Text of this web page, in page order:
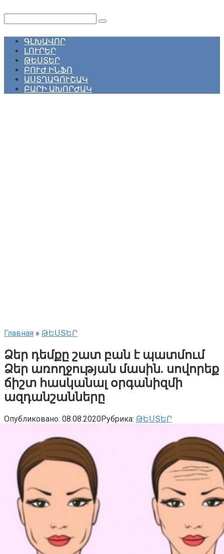
контенту
ԳԼԽԱՎՈՐ
ԼՈՒՐԵՐ
ԹԵՍՏԵՐ
ԲՈՒԺ ԻՆՖՈ
ԱՍՏՂԱԳՈՒՇԱԿ
ԲԱՐԻ ԱԽՈՐԺԱԿ
Главная » ԹԵՍՏԵՐ
Ձեր դեմքը շատ բան է պատմում
Ձեր առողջության մասին. սովորեք
ճիշտ հասկանալ օրգանիզմի
ազդանշանները
Опубликовано: 08.08.2020Рубрика: ԹԵՍՏԵՐ